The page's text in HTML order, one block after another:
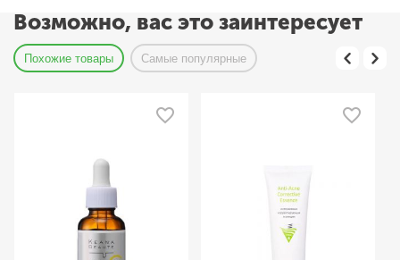
Возможно, вас это заинтересует
Похожие товары Самые популярные